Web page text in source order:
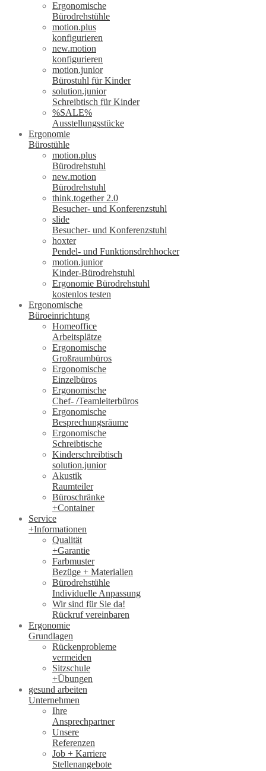
Ergonomische
Bürodrehstühle
motion.plus
konfigurieren
new.motion
konfigurieren
motion.junior
Bürostuhl für Kinder
solution.junior
Schreibtisch für Kinder
%SALE%
Ausstellungsstücke
Ergonomie
Bürostühle
motion.plus
Bürodrehstuhl
new.motion
Bürodrehstuhl
think.together 2.0
Besucher- und Konferenzstuhl
slide
Besucher- und Konferenzstuhl
hoxter
Pendel- und Funktionsdrehhocker
motion.junior
Kinder-Bürodrehstuhl
Ergonomie Bürodrehstuhl
kostenlos testen
Ergonomische
Büroeinrichtung
Homeoffice
Arbeitsplätze
Ergonomische
Großraumbüros
Ergonomische
Einzelbüros
Ergonomische
Chef- /Teamleiterbüros
Ergonomische
Besprechungsräume
Ergonomische
Schreibtische
Kinderschreibtisch
solution.junior
Akustik
Raumteiler
Büroschränke
+Container
Service
+Informationen
Qualität
+Garantie
Farbmuster
Bezüge + Materialien
Bürodrehstühle
Individuelle Anpassung
Wir sind für Sie da!
Rückruf vereinbaren
Ergonomie
Grundlagen
Rückenprobleme
vermeiden
Sitzschule
+Übungen
gesund arbeiten
Unternehmen
Ihre
Ansprechpartner
Unsere
Referenzen
Job + Karriere
Stellenangebote